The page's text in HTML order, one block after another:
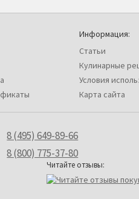
Информация:
Статьи
Кулинарные
Условия
Карта сайта
8 (495) 649-89-66
8 (800) 775-37-80
Читайте отзывы: